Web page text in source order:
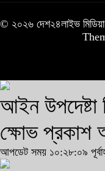
© ২০২৬ দেশ২৪লাইভ মিডিয়া
আইন উপদেষ্টা
ক্ষোভ প্রকাশ
আপডেট সময় ১০:২৮:০৯